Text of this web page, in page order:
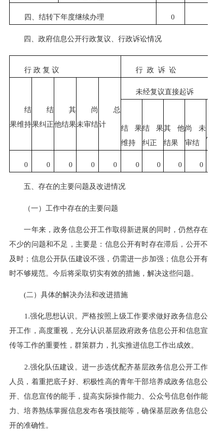
四、结转下年度继续办理 0
四、政府信息公开行政复议、行政诉讼情况
行 政 复 议 行 政 诉 讼
结
果维持
结
果纠正
其
他结果
尚
未审结
总
计
未经复议直接起诉
结果
维持
结果
纠正
其他
结果
尚未
审结
总
0 0 0 0 0 0 0 0 0
五、存在的主要问题及改进情况
（一）工作中存在的主要问题
一年来，政务信息公开工作取得新进展的同时，仍然存在
不少的问题和不足，主要是：信息公开有时存在滞后，公开不
及时；信息公开队伍建设不强，仍需进一步加强；信息公开有
时不够规范。今后将采取切实有效的措施，解决这些问题。
(二）具体的解决办法和改进措施
1.强化思想认识。严格按照上级工作要求做好政务信息公
开工作，高度重视，充分认识基层政府政务信息公开和信息宣
传等工作的重要性，群策群力，扎实推进信息工作出成效。
2.强化队伍建设。进一步选优配齐基层政务信息公开工作
人员，着重把底子好、积极性高的青年干部培养成政务信息公
开、信息宣传的能手，提高实际操作能力、公众号信息创作能
力、培养熟练掌握信息发布各项技能等，确保基层政务信息公
开的准确性。